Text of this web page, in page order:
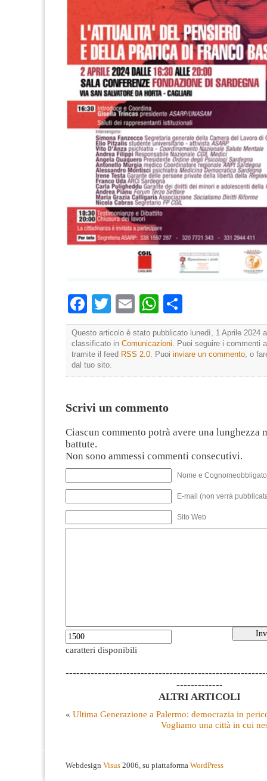
Facebook
TwitterEmailWhatsApp
Questo articolo è stato pubblicato lunedì, 1 Aprile 2024
classificato in Comunicazioni . Puoi seguire i commenti
tramite il feed RSS 2.0 . Puoi inviare un commento , o
dal tuo sito.
Scrivi un commento
Ciascun commento potrà avere una lunghezza
battute.
Non sono ammessi commenti consecutivi.
Nome e
E-mail (non verrà
Sito Web
caratteri disponibili
-------------
ALTRI ARTICOLI
« Ultima Generazione a Palermo: democrazia in
Vogliamo una città in cui
Webdesign Visus 2006, su piattaforma WordPress